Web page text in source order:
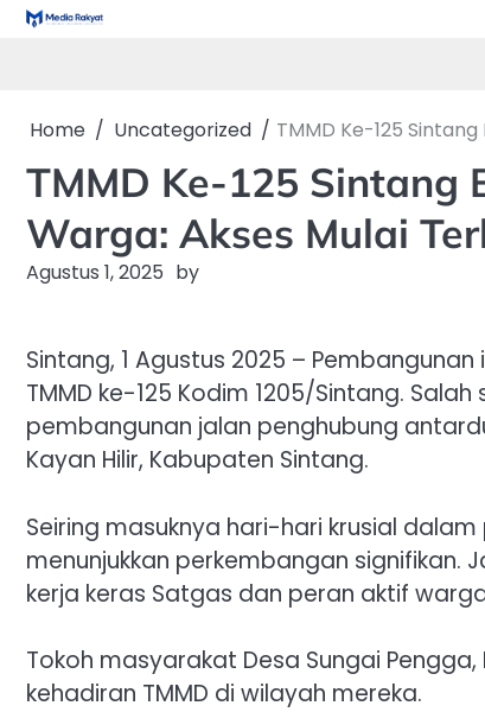
Skip
Home Uncategorized TMMD Ke-125
TMMD Ke-125 Sintang
Warga: Akses Mulai
Agustus 1, 2025 by
Sintang, 1 Agustus 2025 –
TMMD ke-125 Kodim 1205/Sintang.
pembangunan jalan penghubung
Kayan Hilir, Kabupaten Sintang.
Seiring masuknya hari-hari krusial
menunjukkan perkembangan signifikan.
kerja keras Satgas dan peran aktif
Tokoh masyarakat Desa Sungai
kehadiran TMMD di wilayah mereka.